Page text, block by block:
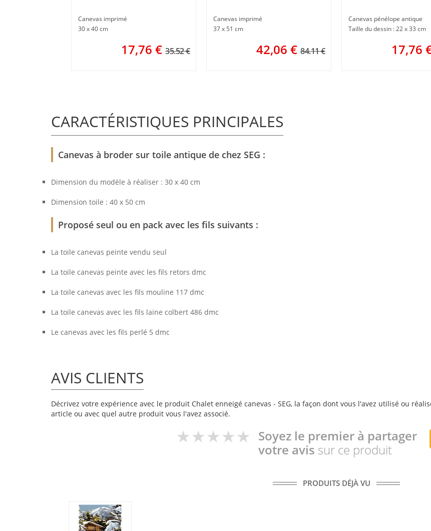
Canevas imprimé
30 x 40 cm
17,76 € 35.52 €
Canevas imprimé
37 x 51 cm
42,06 € 84.11 €
Canevas pénélope antique
Taille du dessin : 22 x 33 cm
17,76
CARACTÉRISTIQUES PRINCIPALES
Canevas à broder sur toile antique de chez SEG :
Dimension du modèle à réaliser : 30 x 40 cm
Dimension toile : 40 x 50 cm
Proposé seul ou en pack avec les fils suivants :
La toile canevas peinte vendu seul
La toile canevas peinte avec les fils retors dmc
La toile canevas avec les fils mouline 117 dmc
La toile canevas avec les fils laine colbert 486 dmc
Le canevas avec les fils perlé 5 dmc
AVIS CLIENTS
Décrivez votre expérience avec le produit Chalet enneigé canevas - SEG, la façon dont vous l'avez utilisé ou
article ou avec quel autre produit vous l'avez associé.
Soyez le premier à partager
votre avis sur ce produit
PRODUITS DÉJÀ VU